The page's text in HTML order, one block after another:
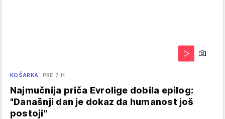
KOŠARKA PRE 7 H
Najmučnija priča Evrolige dobila epilog:
"Današnji dan je dokaz da humanost još
postoji"